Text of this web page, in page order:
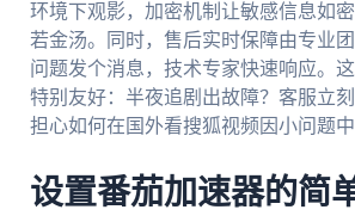
环境下观影，加密机制让敏感信息如
若金汤。同时，售后实时保障由专业
问题发个消息，技术专家快速响应。
特别友好：半夜追剧出故障？客服立
担心如何在国外看搜狐视频因小问题中
设置番茄加速器的简